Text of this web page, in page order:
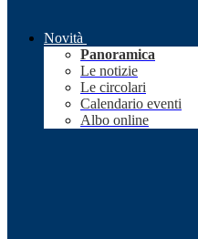
Novità
Panoramica
Le notizie
Le circolari
Calendario eventi
Albo online